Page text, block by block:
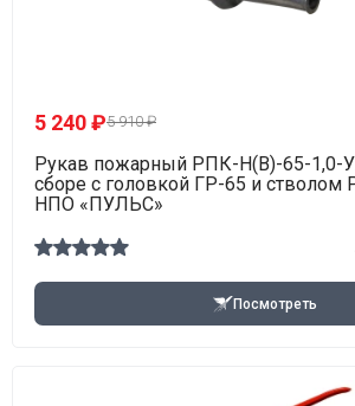
5 240 ₽5 910 ₽
Рукав пожарный РПК-Н(В)-65-1,0-
сборе с головкой ГР-65 и стволом
НПО «ПУЛЬС»
Посмотреть